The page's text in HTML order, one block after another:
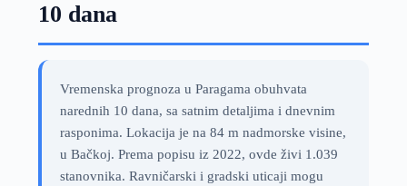
10 dana
Vremenska prognoza u Paragama obuhvata
narednih 10 dana, sa satnim detaljima i dnevnim
rasponima. Lokacija je na 84 m nadmorske visine,
u Bačkoj. Prema popisu iz 2022, ovde živi 1.039
stanovnika. Ravničarski i gradski uticaji mogu